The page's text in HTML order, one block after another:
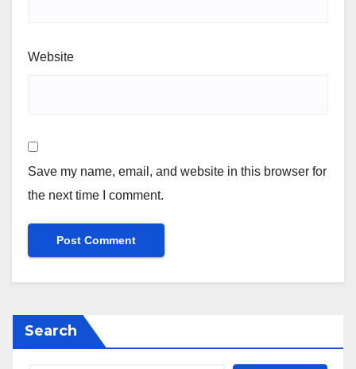
Website
Save my name, email, and website in this browser for
the next time I comment.
Search